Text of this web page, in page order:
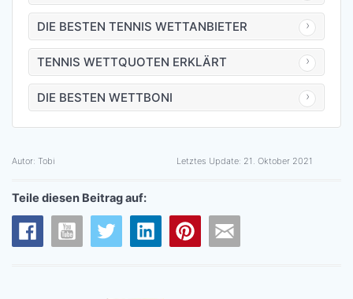
DIE BESTEN TENNIS WETTANBIETER
TENNIS WETTQUOTEN ERKLÄRT
DIE BESTEN WETTBONI
Autor: Tobi Letztes Update: 21. Oktober 2021
Teile diesen Beitrag auf: